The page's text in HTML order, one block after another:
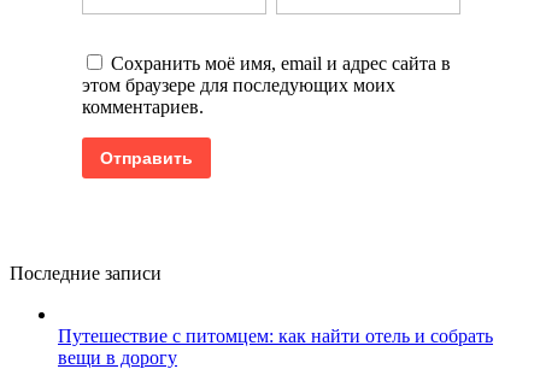
Сохранить моё имя, email и адрес сайта в
этом браузере для последующих моих
комментариев.
Последние записи
Путешествие с питомцем: как найти отель и собрать
вещи в дорогу